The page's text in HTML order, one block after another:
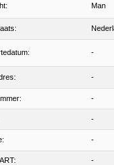
Man
-
-
-
-
-
-